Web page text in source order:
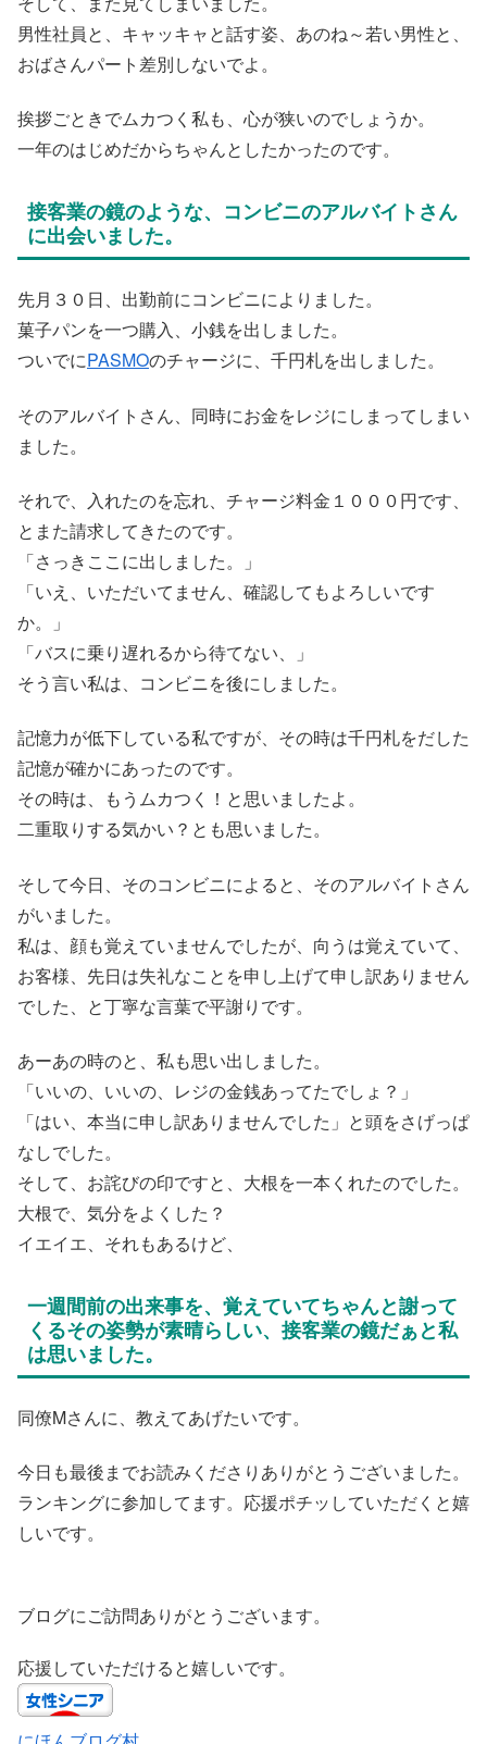
男性社員と、キャッキャと話す姿、あのね～若い男性と、
おばさんパート差別しないでよ。
挨拶ごときでムカつく私も、心が狭いのでしょうか。
一年のはじめだからちゃんとしたかったのです。
接客業の鏡のような、コンビニのアルバイトさん
に出会いました。
先月３０日、出勤前にコンビニによりました。
菓子パンを一つ購入、小銭を出しました。
ついでにPASMOのチャージに、千円札を出しました。
そのアルバイトさん、同時にお金をレジにしまってしまい
ました。
それで、入れたのを忘れ、チャージ料金１０００円です、
とまた請求してきたのです。
「さっきここに出しました。」
「いえ、いただいてません、確認してもよろしいです
か。」
「バスに乗り遅れるから待てない、」
そう言い私は、コンビニを後にしました。
記憶力が低下している私ですが、その時は千円札をだした
記憶が確かにあったのです。
その時は、もうムカつく！と思いましたよ。
二重取りする気かい？とも思いました。
そして今日、そのコンビニによると、そのアルバイトさん
がいました。
私は、顔も覚えていませんでしたが、向うは覚えていて、
お客様、先日は失礼なことを申し上げて申し訳ありません
でした、と丁寧な言葉で平謝りです。
あーあの時のと、私も思い出しました。
「いいの、いいの、レジの金銭あってたでしょ？」
「はい、本当に申し訳ありませんでした」と頭をさげっぱ
なしでした。
そして、お詫びの印ですと、大根を一本くれたのでした。
大根で、気分をよくした？
イエイエ、それもあるけど、
一週間前の出来事を、覚えていてちゃんと謝って
くるその姿勢が素晴らしい、接客業の鏡だぁと私
は思いました。
同僚Mさんに、教えてあげたいです。
今日も最後までお読みくださりありがとうございました。
ランキングに参加してます。応援ポチッしていただくと嬉
しいです。
ブログにご訪問ありがとうございます。
応援していただけると嬉しいです。